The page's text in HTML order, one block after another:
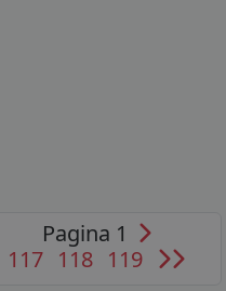
Pagina 1
117 118 119